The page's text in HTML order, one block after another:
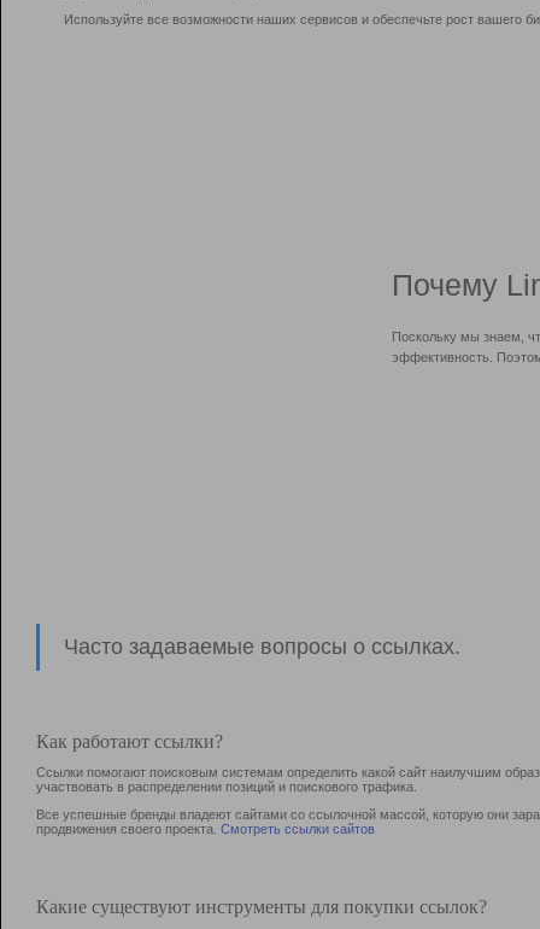
Используйте все возможности наших сервисов и обеспечьте рост вашего
Почему
Поскольку мы знаем,
эффективность.
Часто задаваемые вопросы о ссылках.
Как работают ссылки?
Ссылки помогают поисковым системам определить какой сайт наилучшим
участвовать в раcпределении позиций и поискового трафика.
Все успешные бренды владеют сайтами со ссылочной массой, которую они
продвижения своего проекта. Смотреть ссылки сайтов
Какие существуют инструменты для покупки ссылок?